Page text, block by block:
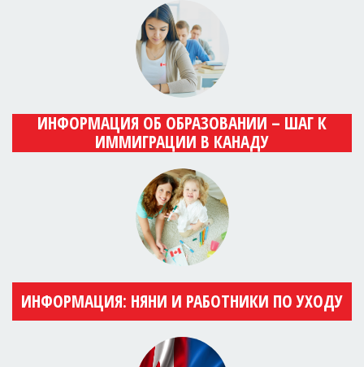
ИНФОРМАЦИЯ ОБ ОБРАЗОВАНИИ – ШАГ К
ИММИГРАЦИИ В КАНАДУ
ИНФОРМАЦИЯ: НЯНИ И РАБОТНИКИ ПО УХОДУ